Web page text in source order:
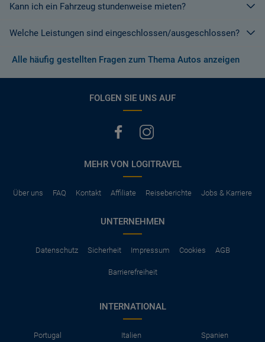
Informationen finden Sie in den Bedingungen des Vermieters.
Ja. Für jeden zusätzlichen Fahrer muss am Zielort ein Zuschlag
Sonderangebot informiert, bei dem ein zusätzlicher Fahrer
Kann ich ein Fahrzeug stundenweise mieten?
Derzeit ist der Mindestzeitraum für eine Autoanmietung 24
Welche Leistungen sind eingeschlossen/ausgeschlossen?
Normalerweise werden Ihnen in den AGB's die Leistungen beim
Abschluss der Buchung aufgezeigt. Wenn nicht anders
(Normalerweise mit SB)
Die folgenden Leistungen sind normalerweise im Mietpreis
Parkhäuser, Maut, Steuern, Strafzettel
Kindersitze, GPS, Schneeketten
Alle häufig gestellten Fragen zum Thema Autos anzeigen
FOLGEN SIE UNS AUF
MEHR VON LOGITRAVEL
Über uns FAQ Kontakt Affiliate Reiseberichte Jobs & Karriere
UNTERNEHMEN
Datenschutz Sicherheit Impressum Cookies AGB
Barrierefreiheit
INTERNATIONAL
Portugal Italien Spanien